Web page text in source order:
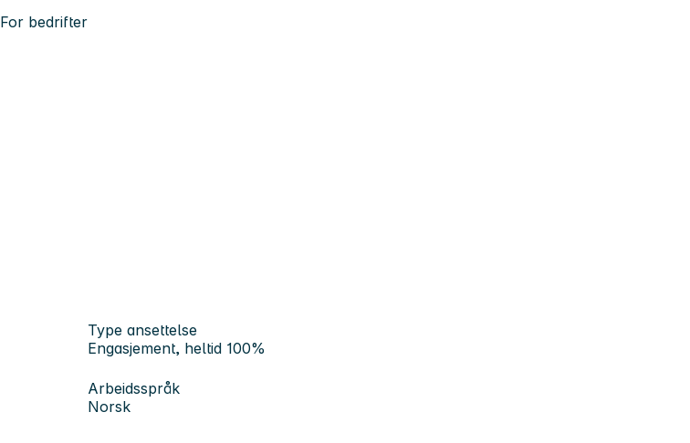
For bedrifter
Type ansettelse
Engasjement, heltid 100%
Arbeidsspråk
Norsk